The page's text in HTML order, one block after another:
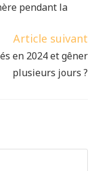
pendant la
Article suivant
en 2024 et gêner
plusieurs jours ?